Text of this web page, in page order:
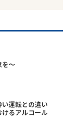
を～
運転との違い
るアルコール